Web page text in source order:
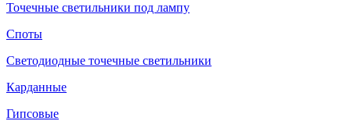
Точечные светильники под лампу
Споты
Светодиодные точечные светильники
Карданные
Гипсовые